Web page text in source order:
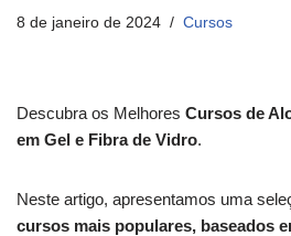
8 de janeiro de 2024 Cursos
Descubra os Melhores Cursos de
em Gel e Fibra de Vidro.
Neste artigo, apresentamos uma
cursos mais populares, baseados